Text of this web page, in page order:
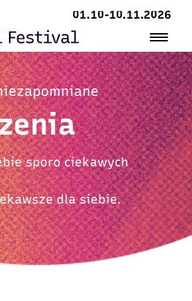
01.10-10.11.2026
sporo ciekawych
dla siebie.